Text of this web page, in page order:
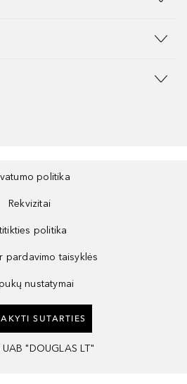
politika
Rekvizitai
politika
pardavimo taisyklės
nustatymai
SUTARTIES
UAB "DOUGLAS LT"